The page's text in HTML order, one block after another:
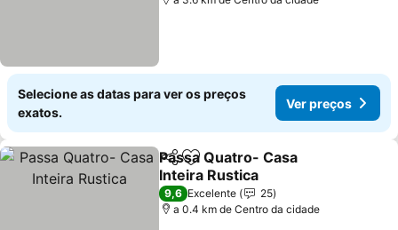
Selecione as datas para ver os preços
exatos.
Ver preços
PartilharAdicionar aos favoritos
Passa Quatro- Casa
Inteira Rustica
Ver preços
9,6 Excelente
25
a 0.4 km de Centro da cidade